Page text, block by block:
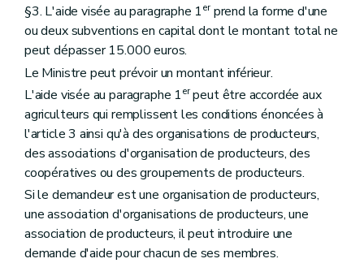
§3. L'aide visée au paragraphe 1erprend la forme d'une
ou deux subventions en capital dont le montant total ne
peut dépasser 15.000 euros.
Le Ministre peut prévoir un montant inférieur.
L'aide visée au paragraphe 1erpeut être accordée aux
agriculteurs qui remplissent les conditions énoncées à
l'article 3 ainsi qu'à des organisations de producteurs,
des associations d'organisation de producteurs, des
coopératives ou des groupements de producteurs.
Si le demandeur est une organisation de producteurs,
une association d'organisations de producteurs, une
association de producteurs, il peut introduire une
demande d'aide pour chacun de ses membres.